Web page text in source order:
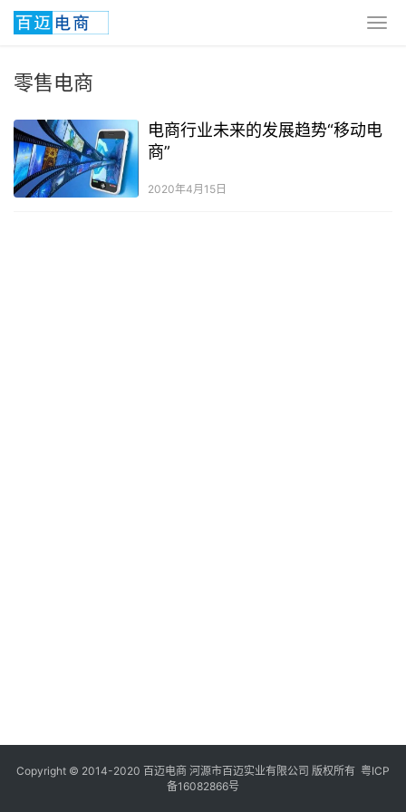
零售电商
电商行业未来的发展趋势“移动电
商”
2020年4月15日
Copyright © 2014-2020 百迈电商 河源市百迈实业有限公司 版权所有 粤ICP
备16082866号